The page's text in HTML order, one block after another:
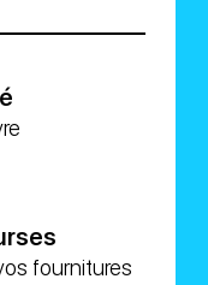
fournitures